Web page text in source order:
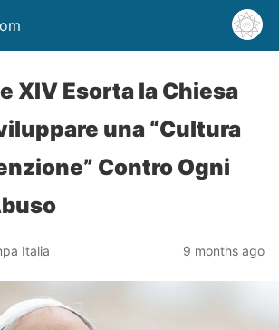
XIV Esorta la Chiesa
una “Cultura
Contro Ogni
Italia 9 months ago